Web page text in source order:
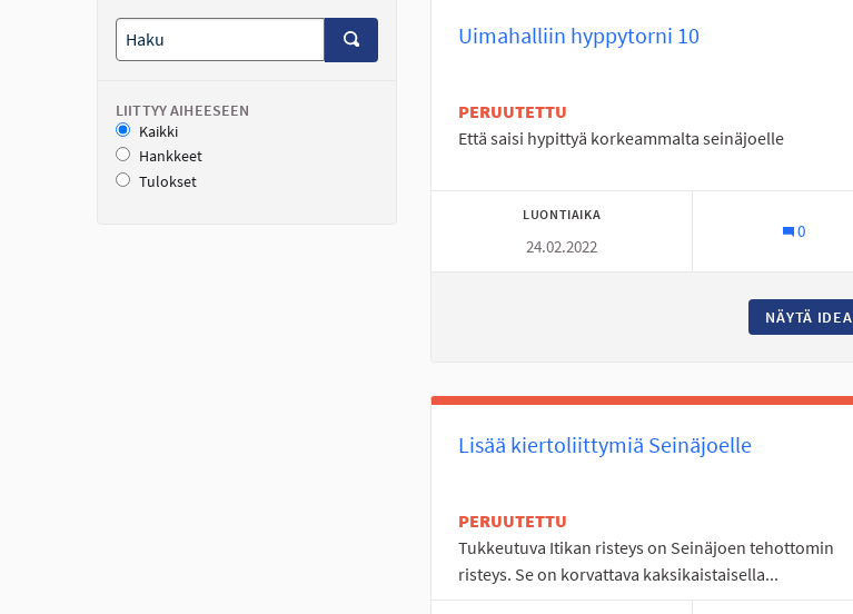
LIITTYY AIHEESEEN
Kaikki
Hankkeet
Tulokset
Uimahalliin hyppytorni 10
PERUUTETTU
Että saisi hypittyä korkeammalta seinäjoelle
LUONTIAIKA
24.02.2022
0
NÄYTÄ IDEA
Lisää kiertoliittymiä Seinäjoelle
PERUUTETTU
Tukkeutuva Itikan risteys on Seinäjoen tehottomin
risteys. Se on korvattava kaksikaistaisella...